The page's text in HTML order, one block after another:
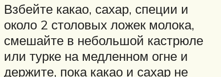
Взбейте какао, сахар, специи и
около 2 столовых ложек молока,
смешайте в небольшой кастрюле
или турке на медленном огне и
держите, пока какао и сахар не